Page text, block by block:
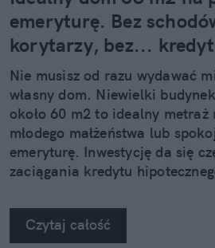
emeryturę. Bez
korytarzy, bez...
Nie musisz od razu wydawać
własny dom. Niewielki
około 60 m2 to idealny metraż
młodego małżeństwa lub
emeryturę. Inwestycję da się
zaciągania kredytu
Czytaj całość